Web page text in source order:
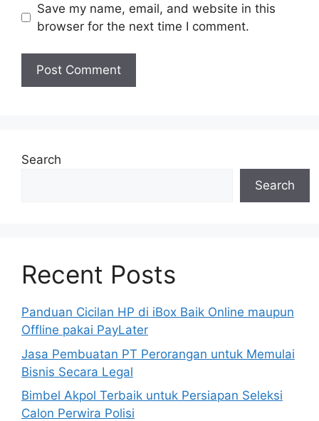
Save my name, email, and website in this
browser for the next time I comment.
Search
Search
Recent Posts
Panduan Cicilan HP di iBox Baik Online maupun
Offline pakai PayLater
Jasa Pembuatan PT Perorangan untuk Memulai
Bisnis Secara Legal
Bimbel Akpol Terbaik untuk Persiapan Seleksi
Calon Perwira Polisi